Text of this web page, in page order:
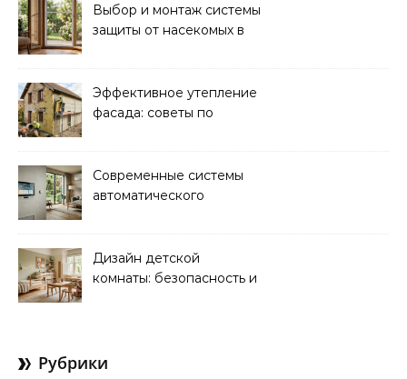
Выбор и монтаж системы
защиты от насекомых в
Эффективное утепление
фасада: советы по
Современные системы
автоматического
Дизайн детской
комнаты: безопасность и
Рубрики